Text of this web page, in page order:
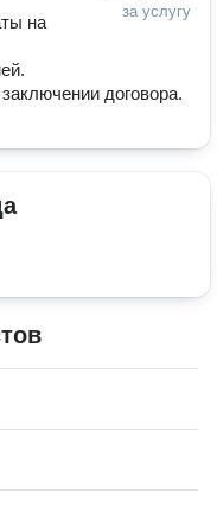
за услугу
на
договора.